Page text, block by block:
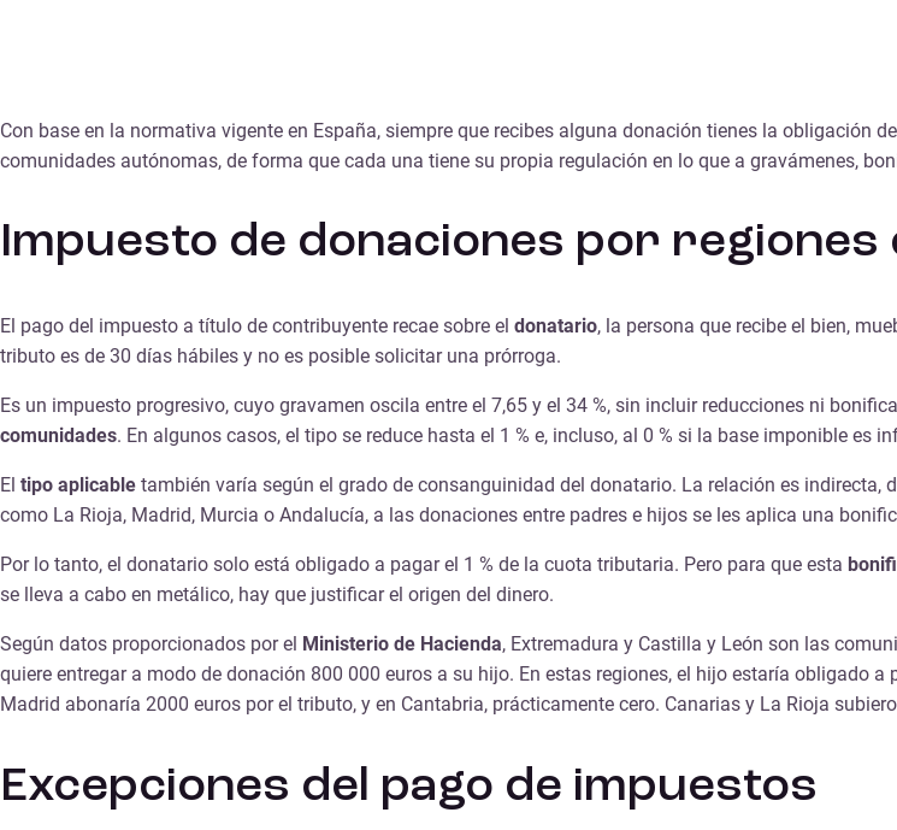
Con base en la normativa vigente en España, siempre que recibes alguna donación tienes la obligación
comunidades autónomas, de forma que cada una tiene su propia regulación en lo que a gravámenes,
Impuesto de donaciones por regiones
El pago del impuesto a título de contribuyente recae sobre el donatario, la persona que recibe el bien,
tributo es de 30 días hábiles y no es posible solicitar una prórroga.
Es un impuesto progresivo, cuyo gravamen oscila entre el 7,65 y el 34 %, sin incluir reducciones ni
comunidades. En algunos casos, el tipo se reduce hasta el 1 % e, incluso, al 0 % si la base imponible es
El tipo aplicable también varía según el grado de consanguinidad del donatario. La relación es
como La Rioja, Madrid, Murcia o Andalucía, a las donaciones entre padres e hijos se les aplica una
Por lo tanto, el donatario solo está obligado a pagar el 1 % de la cuota tributaria. Pero para que esta
se lleva a cabo en metálico, hay que justificar el origen del dinero.
Según datos proporcionados por el Ministerio de Hacienda, Extremadura y Castilla y León son las
quiere entregar a modo de donación 800 000 euros a su hijo. En estas regiones, el hijo estaría obligado
Madrid abonaría 2000 euros por el tributo, y en Cantabria, prácticamente cero. Canarias y La Rioja
Excepciones del pago de impuestos